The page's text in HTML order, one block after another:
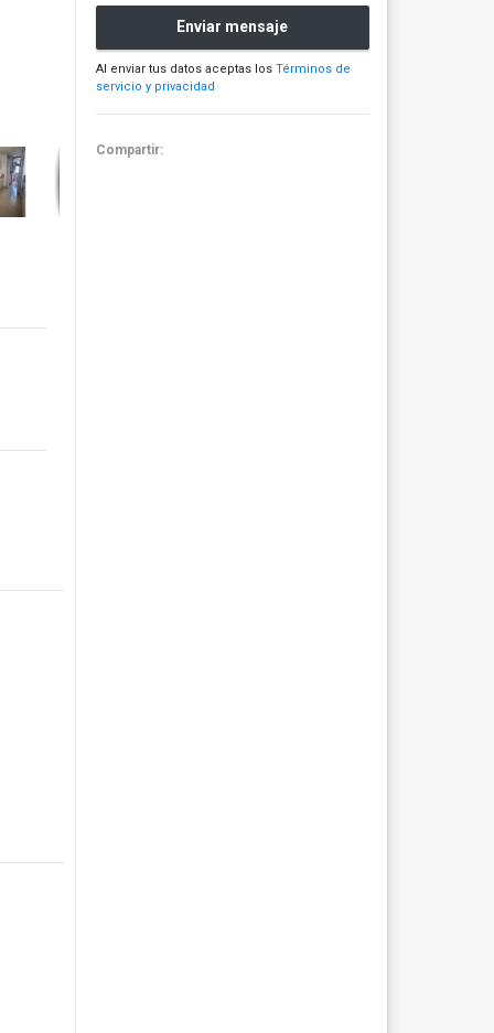
Enviar mensaje
Al enviar tus datos aceptas los Términos de
servicio y privacidad
Compartir: